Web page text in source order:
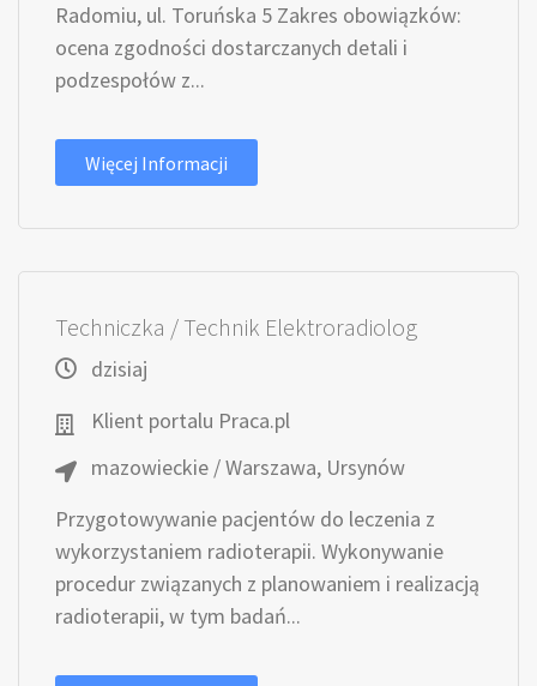
Radomiu, ul. Toruńska 5 Zakres obowiązków:
ocena zgodności dostarczanych detali i
podzespołów z...
Więcej Informacji
Techniczka / Technik Elektroradiolog
dzisiaj
Klient portalu Praca.pl
mazowieckie / Warszawa, Ursynów
Przygotowywanie pacjentów do leczenia z
wykorzystaniem radioterapii. Wykonywanie
procedur związanych z planowaniem i realizacją
radioterapii, w tym badań...